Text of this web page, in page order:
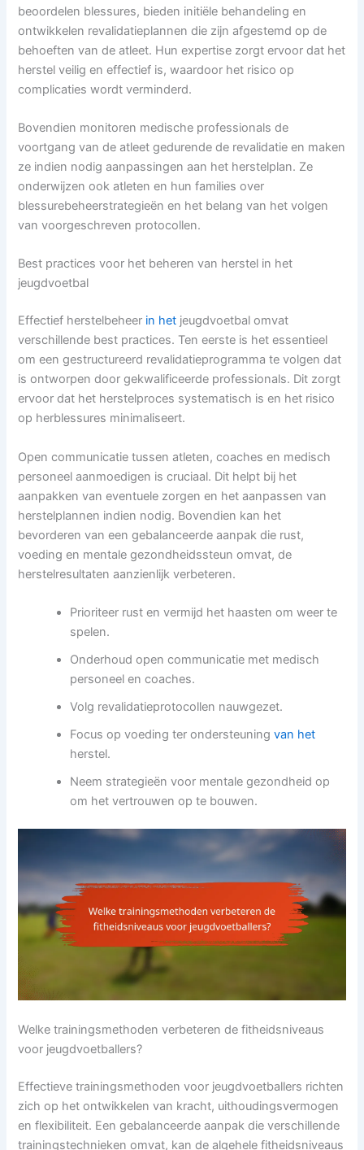
beoordelen blessures, bieden initiële behandeling en
ontwikkelen revalidatieplannen die zijn afgestemd op de
behoeften van de atleet. Hun expertise zorgt ervoor dat het
herstel veilig en effectief is, waardoor het risico op
complicaties wordt verminderd.
Bovendien monitoren medische professionals de
voortgang van de atleet gedurende de revalidatie en maken
ze indien nodig aanpassingen aan het herstelplan. Ze
onderwijzen ook atleten en hun families over
blessurebeheerstrategieën en het belang van het volgen
van voorgeschreven protocollen.
Best practices voor het beheren van herstel in het
jeugdvoetbal
Effectief herstelbeheer in het jeugdvoetbal omvat
verschillende best practices. Ten eerste is het essentieel
om een gestructureerd revalidatieprogramma te volgen dat
is ontworpen door gekwalificeerde professionals. Dit zorgt
ervoor dat het herstelproces systematisch is en het risico
op herblessures minimaliseert.
Open communicatie tussen atleten, coaches en medisch
personeel aanmoedigen is cruciaal. Dit helpt bij het
aanpakken van eventuele zorgen en het aanpassen van
herstelplannen indien nodig. Bovendien kan het
bevorderen van een gebalanceerde aanpak die rust,
voeding en mentale gezondheidssteun omvat, de
herstelresultaten aanzienlijk verbeteren.
Prioriteer rust en vermijd het haasten om weer te
spelen.
Onderhoud open communicatie met medisch
personeel en coaches.
Volg revalidatieprotocollen nauwgezet.
Focus op voeding ter ondersteuningvan het
herstel.
Neem strategieën voor mentale gezondheid op
om het vertrouwen op te bouwen.
Welke trainingsmethoden verbeteren de fitheidsniveaus
voor jeugdvoetballers?
Effectieve trainingsmethoden voor jeugdvoetballers richten
zich op het ontwikkelen van kracht, uithoudingsvermogen
en flexibiliteit. Een gebalanceerde aanpak die verschillende
trainingstechnieken omvat, kan de algehele fitheidsniveaus